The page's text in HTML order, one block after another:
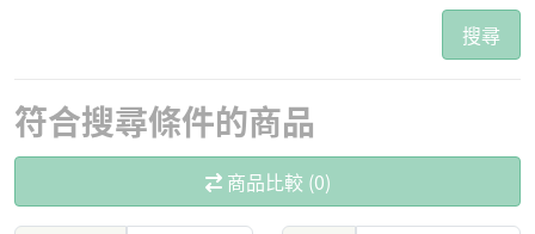
搜尋
符合搜尋條件的商品
商品比較 (0)